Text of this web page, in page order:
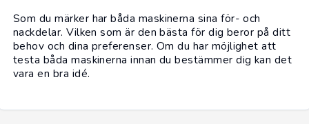
Som du märker har båda maskinerna sina för- och
nackdelar. Vilken som är den bästa för dig beror på ditt
behov och dina preferenser. Om du har möjlighet att
testa båda maskinerna innan du bestämmer dig kan det
vara en bra idé.